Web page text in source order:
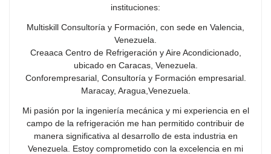
instituciones:
Multiskill Consultoría y Formación, con sede en Valencia,
Venezuela.
Creaaca Centro de Refrigeración y Aire Acondicionado,
ubicado en Caracas, Venezuela.
Conforempresarial, Consultoría y Formación empresarial.
Maracay, Aragua,Venezuela.
Mi pasión por la ingeniería mecánica y mi experiencia en el
campo de la refrigeración me han permitido contribuir de
manera significativa al desarrollo de esta industria en
Venezuela. Estoy comprometido con la excelencia en mi